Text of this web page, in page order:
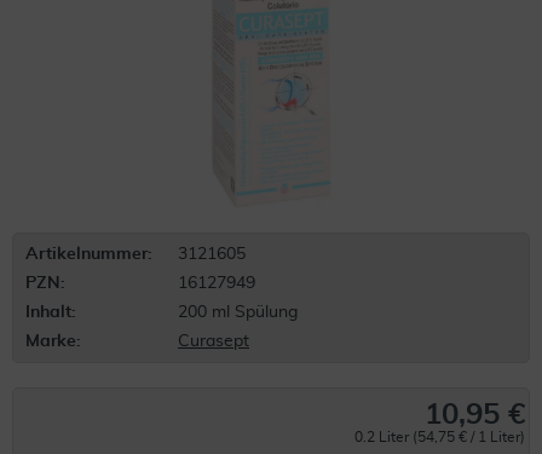
Artikelnummer:
3121605
PZN:
16127949
Inhalt:
200 ml Spülung
Marke:
Curasept
10,95 €
0.2 Liter (54,75 € / 1 Liter)